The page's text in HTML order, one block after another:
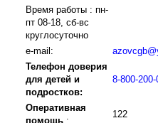
Время работы : пн-
пт 08-18, сб-вс
круглосуточно
e-mail:
Телефон доверия
для детей и
подростков:
8-800-200-
Оперативная
помощь :
122